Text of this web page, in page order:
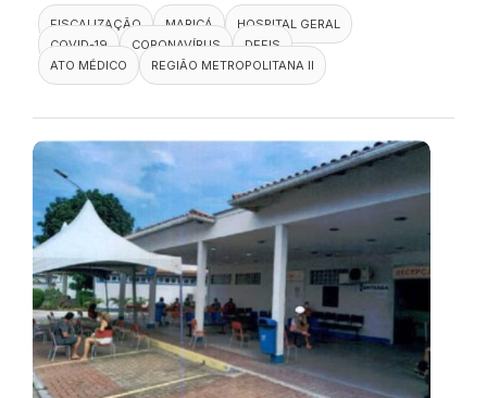
FISCALIZAÇÃO MARICÁ
HOSPITAL GERAL
COVID-19
CORONAVÍRUS
DEFIS
ATO MÉDICO
REGIÃO METROPOLITANA II